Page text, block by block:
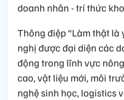
doanh nhân - trí thức
Thông điệp “Làm thật là
nghị được đại diện các
động trong lĩnh vực
cao, vật liệu mới, môi
nghệ sinh học, logistics